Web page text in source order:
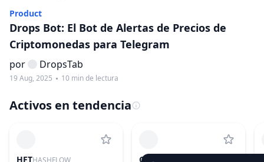
Product
Drops Bot: El Bot de Alertas de Precios de
Criptomonedas para Telegram
por DropsTab
19 Aug, 2025 10 min de lectura
Activos en tendencia
HFTHASHFLOW CYS